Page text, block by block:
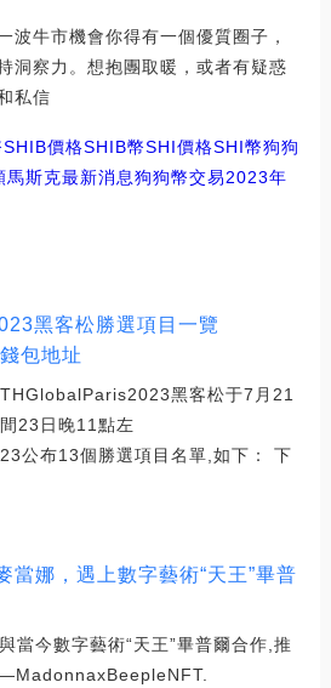
波牛市機會你得有一個優質圈子，
洞察力。想抱團取暖，或者有疑惑
私信
價格SHIB幣SHI價格SHI幣狗狗
馬斯克最新消息狗狗幣交易2023年
黑客松勝選項目一覽
包地址
黑客松于7月21
23日晚11點左
公布13個勝選項目名單,如下： 下
當娜，遇上數字藝術“天王”畢普
當今數字藝術“天王”畢普爾合作,推